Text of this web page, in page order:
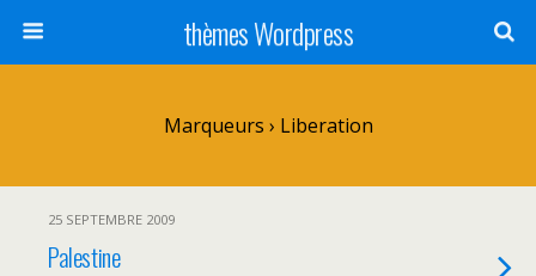
thèmes Wordpress
Marqueurs › Liberation
25 SEPTEMBRE 2009
Palestine